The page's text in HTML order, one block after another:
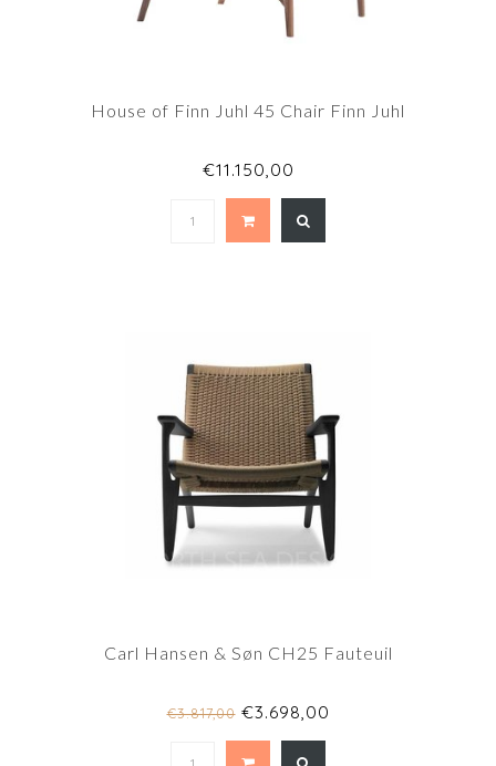
House of Finn Juhl 45 Chair Finn Juhl
€11.150,00
Carl Hansen & Søn CH25 Fauteuil
€3.817,00€3.698,00